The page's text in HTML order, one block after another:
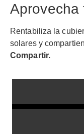
Aprovecha
Rentabiliza la
solares y
Compartir.